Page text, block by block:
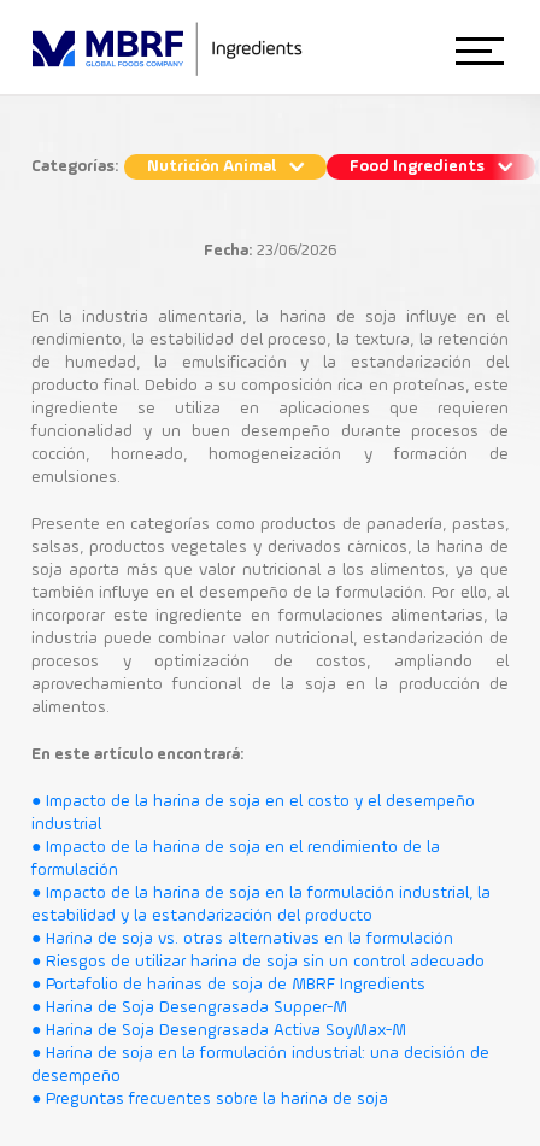
Animal Nutrition
Food Ingredients
Contacto
industrial: conozca sus beneficios
Food Ingredients
Industria Alimenticia Proteinas de Soja
Categorías: Nutrición Animal Food Ingredients
Fecha: 23/06/2026
En la industria alimentaria, la harina de soja influye en el
rendimiento, la estabilidad del proceso, la textura, la retención
de humedad, la emulsificación y la estandarización del
producto final. Debido a su composición rica en proteínas, este
ingrediente se utiliza en aplicaciones que requieren
funcionalidad y un buen desempeño durante procesos de
cocción, horneado, homogeneización y formación de
emulsiones.
Presente en categorías como productos de panadería, pastas,
salsas, productos vegetales y derivados cárnicos, la harina de
soja aporta más que valor nutricional a los alimentos, ya que
también influye en el desempeño de la formulación. Por ello, al
incorporar este ingrediente en formulaciones alimentarias, la
industria puede combinar valor nutricional, estandarización de
procesos y optimización de costos, ampliando el
aprovechamiento funcional de la soja en la producción de
alimentos.
En este artículo encontrará:
● Impacto de la harina de soja en el costo y el desempeño
industrial
● Impacto de la harina de soja en el rendimiento de la
formulación
● Impacto de la harina de soja en la formulación industrial, la
estabilidad y la estandarización del producto
● Harina de soja vs. otras alternativas en la formulación
● Riesgos de utilizar harina de soja sin un control adecuado
● Portafolio de harinas de soja de MBRF Ingredients
● Harina de Soja Desengrasada Supper-M
● Harina de Soja Desengrasada Activa SoyMax-M
● Harina de soja en la formulación industrial: una decisión de
desempeño
● Preguntas frecuentes sobre la harina de soja